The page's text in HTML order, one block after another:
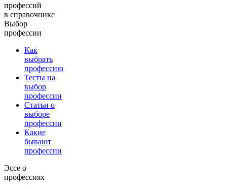
профессий
в справочнике
Выбор
профессии
Как
выбрать
профессию
Тесты на
выбор
профессии
Статьи о
выборе
профессии
Какие
бывают
профессии
Эссе о
профессиях